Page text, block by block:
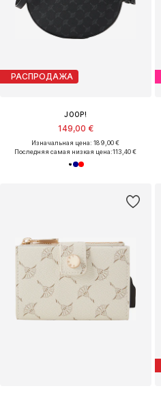
РАСПРОДАЖА
JOOP!
149,00 €
Изначальная цена: 189,00 €
Последняя самая низкая цена:113,40 €